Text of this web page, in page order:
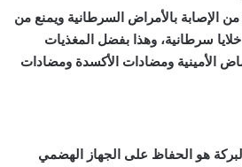
الإصابة بالأمراض السرطانية ويمنع من
سرطانية، وهذا بفضل المغذيات
الأمينية ومضادات الأكسدة ومضادات
هو الحفاظ على الجهاز الهضمي